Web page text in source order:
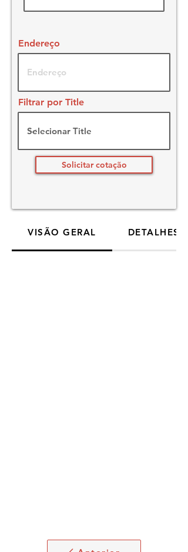
Endereço
Filtrar por Title
Solicitar cotação
VISÃO GERAL DETALHES